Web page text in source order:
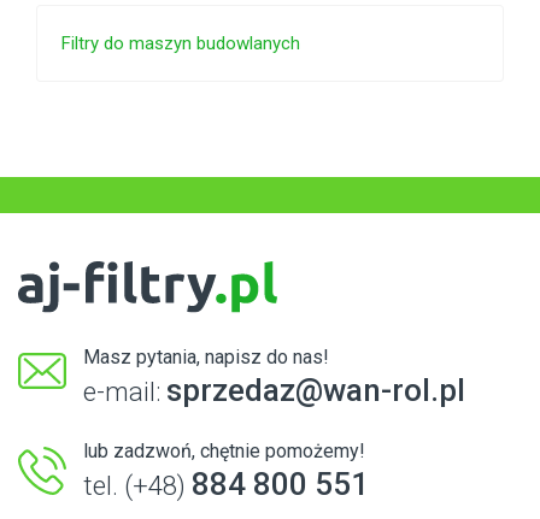
Filtry do maszyn budowlanych
Masz pytania, napisz do nas!
e-mail: sprzedaz@wan-rol.pl
lub zadzwoń, chętnie pomożemy!
tel. (+48) 884 800 551